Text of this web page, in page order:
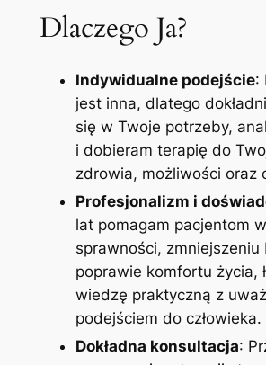
Dlaczego Ja?
Indywidualne podejście:
jest inna, dlatego
się w Twoje potrzeby,
i dobieram terapię do
zdrowia, możliwości oraz
Profesjonalizm i
lat pomagam pacjentom
sprawności, zmniejszeniu
poprawie komfortu życia,
wiedzę praktyczną z
podejściem do człowieka.
Dokładna konsultacja: